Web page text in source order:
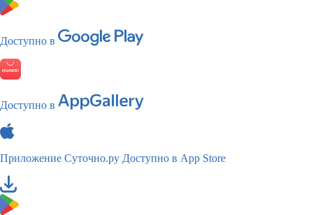
Доступно в
Доступно в
Приложение Суточно.ру Доступно в App Store